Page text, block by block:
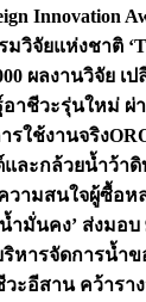
Innovation
วิจัยแห่งชาติ
ผลงานวิจัย
าชีวะรุ่นใหม่ ผ่
รใช้งานจริง
ละกล้วยน้ำว้าดิ
วามสนใจผู้ซื้อห
ำมั่นคง’ ส่งมอ
ริหารจัดการน้ำ
ะอีสาน คว้ารา